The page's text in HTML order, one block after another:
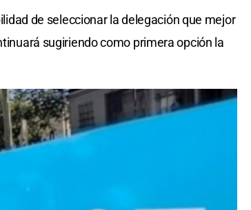
de seleccionar la delegación que mejor
sugiriendo como primera opción la